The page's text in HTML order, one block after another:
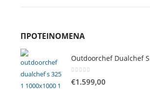
ΠΡΟΤΕΙΝΌΜΕΝΑ
€1.599,00